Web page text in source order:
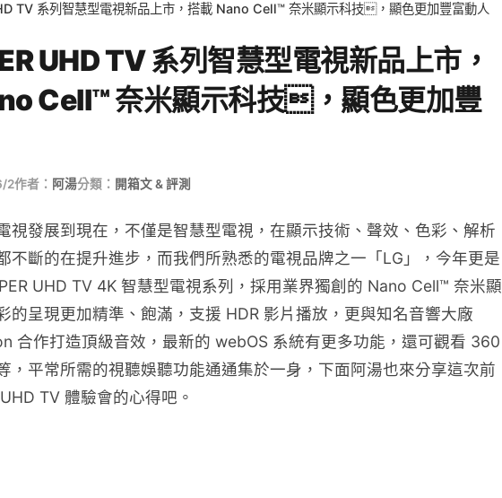
TV 系列智慧型電視新品上市，搭載 Nano Cell™ 奈米顯示科技，顯色更加豐富動人
UHD TV 系列智慧型電視新品上市，
Cell™ 奈米顯示科技，顯色更加豐
2作者： 阿湯分類： 開箱文 & 評測
視發展到現在，不僅是智慧型電視，在顯示技術、聲效、色彩、解析
不斷的在提升進步，而我們所熟悉的電視品牌之一「LG」，今年更是
UHD TV 4K 智慧型電視系列，採用業界獨創的 Nano Cell™ 奈米顯
的呈現更加精準、飽滿，支援 HDR 影片播放，更與知名音響大廠
合作打造頂級音效，最新的 webOS 系統有更多功能，還可觀看 360
，平常所需的視聽娛聽功能通通集於一身，下面阿湯也來分享這次前
TV 體驗會的心得吧。